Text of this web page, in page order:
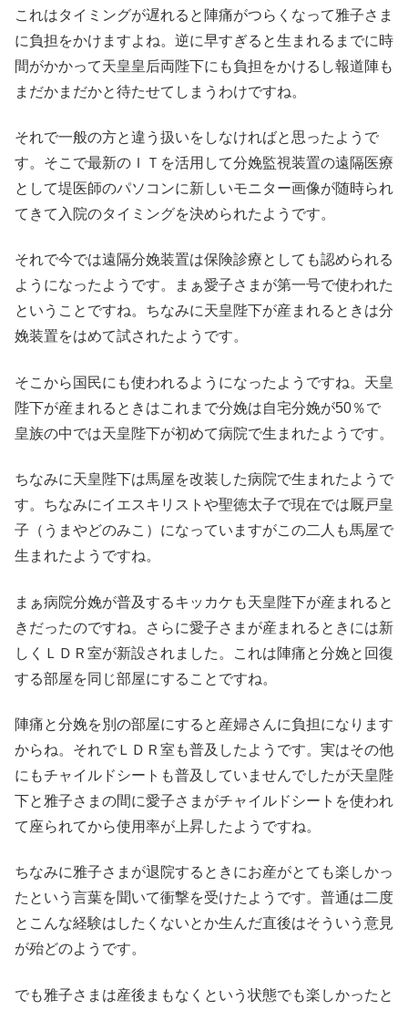
これはタイミングが遅れると陣痛がつらくなって雅子さま
に負担をかけますよね。逆に早すぎると生まれるまでに時
間がかかって天皇皇后両陛下にも負担をかけるし報道陣も
まだかまだかと待たせてしまうわけですね。
それで一般の方と違う扱いをしなければと思ったようで
す。そこで最新のＩＴを活用して分娩監視装置の遠隔医療
として堤医師のパソコンに新しいモニター画像が随時られ
てきて入院のタイミングを決められたようです。
それで今では遠隔分娩装置は保険診療としても認められる
ようになったようです。まぁ愛子さまが第一号で使われた
ということですね。ちなみに天皇陛下が産まれるときは分
娩装置をはめて試されたようです。
そこから国民にも使われるようになったようですね。天皇
陛下が産まれるときはこれまで分娩は自宅分娩が50％で
皇族の中では天皇陛下が初めて病院で生まれたようです。
ちなみに天皇陛下は馬屋を改装した病院で生まれたようで
す。ちなみにイエスキリストや聖徳太子で現在では厩戸皇
子（うまやどのみこ）になっていますがこの二人も馬屋で
生まれたようですね。
まぁ病院分娩が普及するキッカケも天皇陛下が産まれると
きだったのですね。さらに愛子さまが産まれるときには新
しくＬＤＲ室が新設されました。これは陣痛と分娩と回復
する部屋を同じ部屋にすることですね。
陣痛と分娩を別の部屋にすると産婦さんに負担になります
からね。それでＬＤＲ室も普及したようです。実はその他
にもチャイルドシートも普及していませんでしたが天皇陛
下と雅子さまの間に愛子さまがチャイルドシートを使われ
て座られてから使用率が上昇したようですね。
ちなみに雅子さまが退院するときにお産がとても楽しかっ
たという言葉を聞いて衝撃を受けたようです。普通は二度
とこんな経験はしたくないとか生んだ直後はそういう意見
が殆どのようです。
でも雅子さまは産後まもなくという状態でも楽しかったと